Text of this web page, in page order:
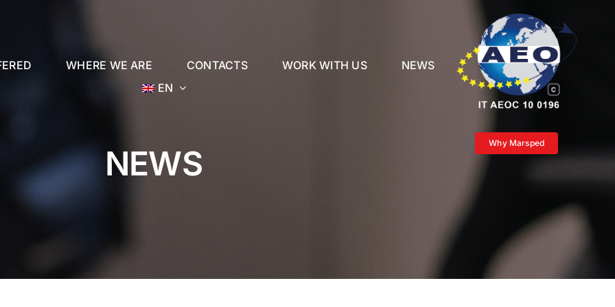
WHERE WE ARE CONTACTS WORK WITH US
NEWS
EN
Why Marsped
NEWS